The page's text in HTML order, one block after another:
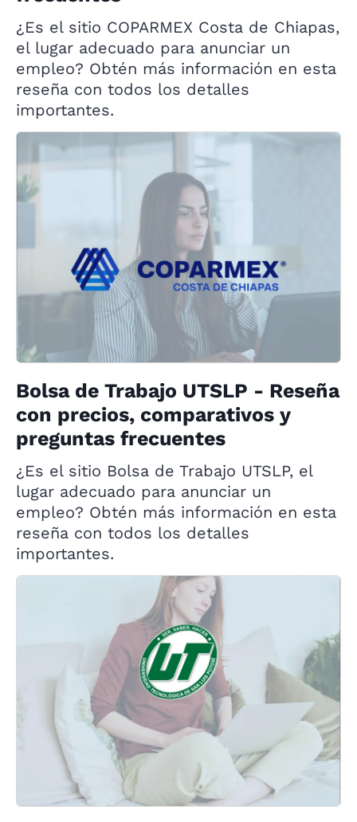
¿Es el sitio COPARMEX Costa de Chiapas,
el lugar adecuado para anunciar un
empleo? Obtén más información en esta
reseña con todos los detalles
importantes.
Bolsa de Trabajo UTSLP - Reseña
con precios, comparativos y
preguntas frecuentes
¿Es el sitio Bolsa de Trabajo UTSLP, el
lugar adecuado para anunciar un
empleo? Obtén más información en esta
reseña con todos los detalles
importantes.